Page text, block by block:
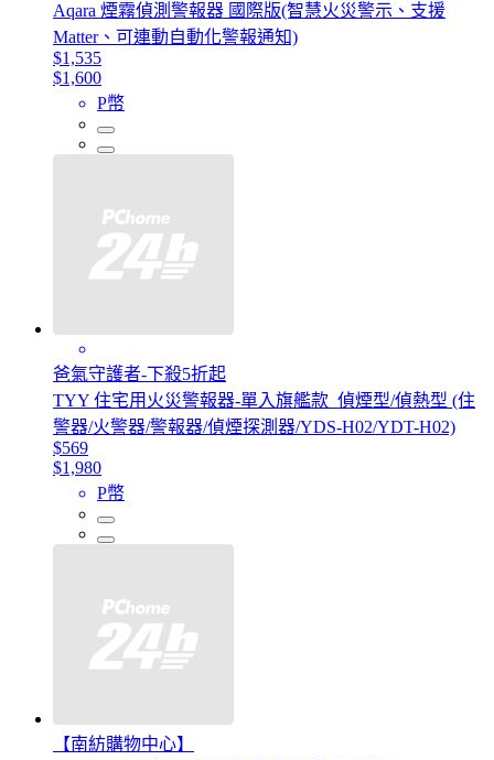
Aqara 煙霧偵測警報器 國際版(智慧火災警示、支援
Matter、可連動自動化警報通知)
$1,535
$1,600
P幣
爸氣守護者-下殺5折起
TYY 住宅用火災警報器-單入旗艦款_偵煙型/偵熱型 (住
警器/火警器/警報器/偵煙探測器/YDS-H02/YDT-H02)
$569
$1,980
P幣
【南紡購物中心】